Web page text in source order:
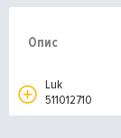
Опис
Luk
511012710